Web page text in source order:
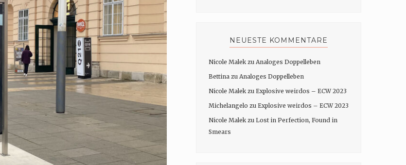
NEUESTE KOMMENTARE
Nicole Malek zu Analoges Doppelleben
Bettina zu Analoges Doppelleben
Nicole Malek zu Explosive weirdos – ECW 2023
Michelangelo zu Explosive weirdos – ECW 2023
Nicole Malek zu Lost in Perfection, Found in
Smears